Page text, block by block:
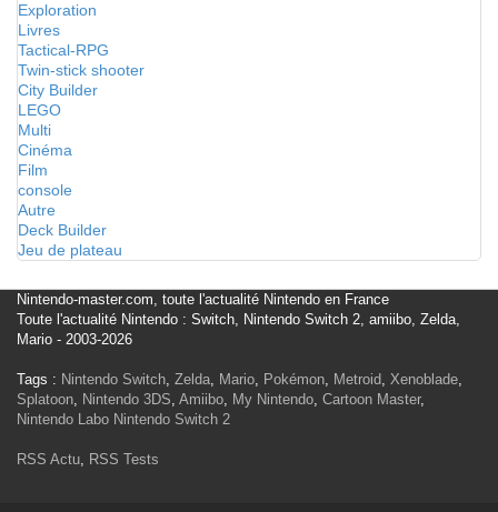
Exploration
Livres
Tactical-RPG
Twin-stick shooter
City Builder
LEGO
Multi
Cinéma
Film
console
Autre
Deck Builder
Jeu de plateau
Nintendo-master.com, toute l'actualité Nintendo en France
Toute l'actualité Nintendo : Switch, Nintendo Switch 2, amiibo, Zelda,
Mario - 2003-2026
Tags : Nintendo Switch, Zelda, Mario, Pokémon, Metroid, Xenoblade,
Splatoon, Nintendo 3DS, Amiibo, My Nintendo, Cartoon Master,
Nintendo Labo Nintendo Switch 2
RSS Actu, RSS Tests